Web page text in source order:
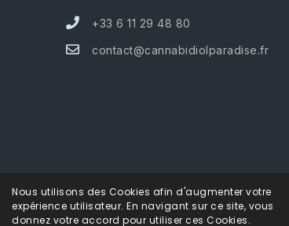
Nous utilisons des Cookies afin d'augmenter votre
expérience utilisateur. En navigant sur ce site, vous
donnez votre accord pour utiliser ces Cookies.
+33 6 11 29 48 80
contact@cannabidiolparadise.fr